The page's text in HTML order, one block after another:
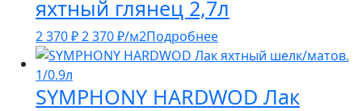
яхтный глянец 2,7л
2 370₽2 370₽/м2Подробнее
SYMPHONY HARDWOD Лак